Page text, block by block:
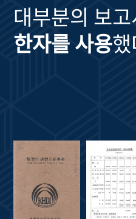
대부분의 보
한자를 사용